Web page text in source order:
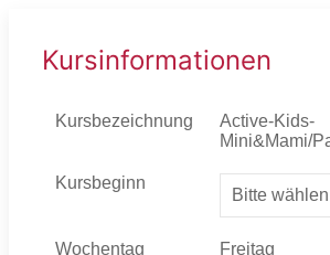
Kursinformationen
Kursbezeichnung
Active-Kids-
Mini&Mami/
Kursbeginn
Wochentag Freitag